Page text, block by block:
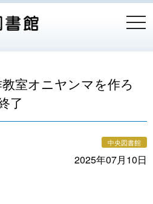
室オニヤンマを作ろ
了
中央図書館
2025年07月10日